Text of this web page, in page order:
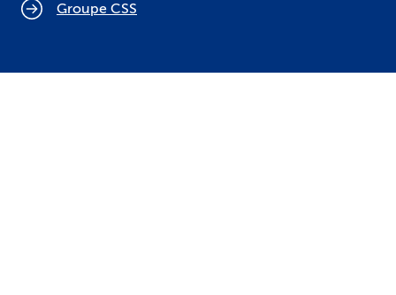
Groupe CSS